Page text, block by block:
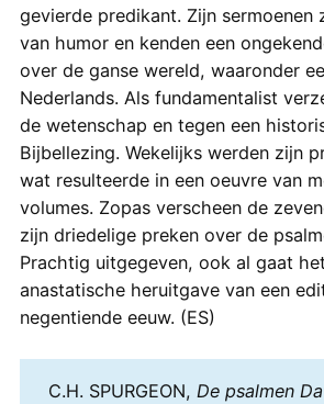
gevierde predikant. Zijn sermoenen
van humor en kenden een
over de ganse wereld, waaronder
Nederlands. Als fundamentalist
de wetenschap en tegen een
Bijbellezing. Wekelijks werden zijn
wat resulteerde in een oeuvre van
volumes. Zopas verscheen de
zijn driedelige preken over de
Prachtig uitgegeven, ook al gaat
anastatische heruitgave van een
negentiende eeuw. (ES)
C.H. SPURGEON, De psalmen